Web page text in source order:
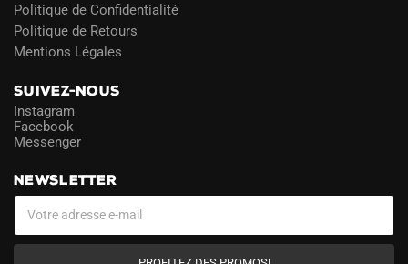
Politique de Confidentialité
Politique de Retours
Mentions Légales
SUIVEZ-NOUS
Instagram
Facebook
Messenger
NEWSLETTER